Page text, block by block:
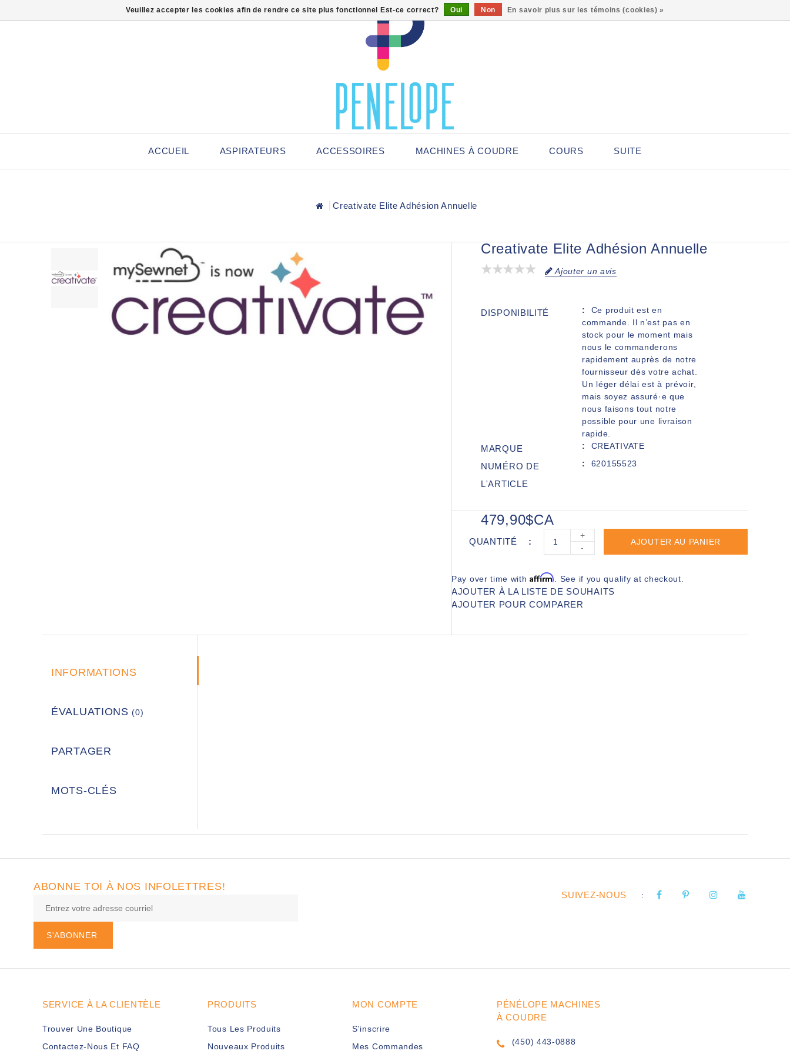
ACCUEIL ASPIRATEURS ACCESSOIRES MACHINES À COUDRE COURS SUITE
Creativate Elite Adhésion Annuelle
Creativate Elite Adhésion Annuelle
Ajouter un avis
DISPONIBILITÉ
Ce produit est en
commande. Il n’est pas en
stock pour le moment mais
nous le commanderons
rapidement auprès de notre
fournisseur dès votre achat.
Un léger délai est à prévoir,
mais soyez assuré·e que
nous faisons tout notre
possible pour une livraison
rapide.
MARQUE CREATIVATE
NUMÉRO DE
L'ARTICLE
620155523
479,90$CA
QUANTITÉ
+
-
AJOUTER AU PANIER
Pay over time withAffirm . See if you qualify at checkout.
AJOUTER À LA LISTE DE SOUHAITS
AJOUTER POUR COMPARER
INFORMATIONS
ÉVALUATIONS(0)
PARTAGER
MOTS-CLÉS
ABONNE TOI À NOS INFOLETTRES!
S'ABONNER
SUIVEZ-NOUS :
SERVICE À LA CLIENTÈLE
Trouver Une Boutique
Contactez-Nous Et FAQ
PRODUITS
Tous Les Produits
Nouveaux Produits
MON COMPTE
S'inscrire
Mes Commandes
PÉNÉLOPE MACHINES
À COUDRE
(450) 443-0888
Veuillez accepter les cookies afin de rendre ce site plus fonctionnel Est-ce correct? Oui Non En savoir plus sur les témoins (cookies) »